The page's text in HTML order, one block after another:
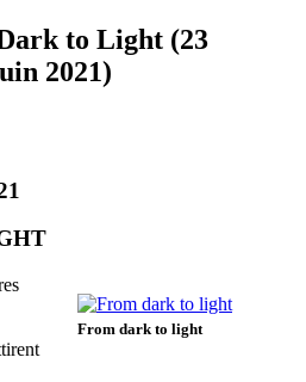
to Light (23
2021)
From dark to light